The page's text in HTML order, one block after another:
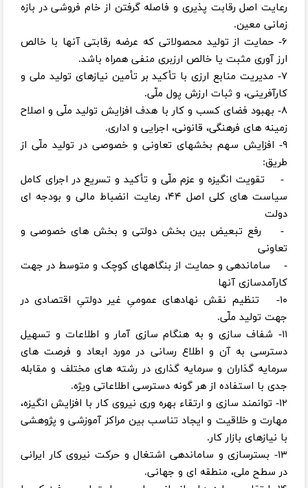
رعایت اصل رقابت‌ پذیری و فاصله گرفتن از خام فروشی در بازه
زمانی معین.
۶- حمایت از تولید محصولاتی که عرضه رقابتی آنها با خالص
ارز آوری مثبت یا خالص ارزبری منفی همراه باشد.
۷- مدیریت منابع ارزی با تأکید بر تأمین نیازهای تولید ملی و
کارآفرینی، و ثبات ارزش پول ملّی.
۸- بهبود فضای کسب و کار با هدف افزایش تولید ملّی و اصلاح
زمینه ‌های فرهنگی، قانونی، اجرایی و اداری.
۹- افزایش سهم بخشهای تعاونی و خصوصی در تولید ملّی از
طریق:
- تقویت انگیزه و عزم ملّی و تأکید و تسریع در اجرای کامل
سیاست ‌های کلی اصل ۴۴، رعایت انضباط مالی و بودجه ‌ای
دولت
- رفع تبعیض بین بخش دولتی و بخش ‌های خصوصی و
تعاونی
- ساماندهی و حمایت از بنگاههای کوچک و متوسط در جهت
کارآمدسازی آنها
۱۰- تنظیم نقش نهادهای عمومیِ غیر دولتیِ اقتصادی در
جهت تولید ملّی.
۱۱- شفاف سازی و به هنگام سازی آمار و اطلاعات و تسهیل
دسترسی به آن و اطلاع رسانی در مورد ابعاد و فرصت‌ های
سرمایه گذاران و سرمایه گذاری در رشته‌ های مختلف و مقابله
جدی با استفاده از هر گونه دسترسی اطلاعاتی ویژه.
۱۲- توانمند سازی و ارتقاء بهره‌ وری نیروی کار با افزایش انگیزه،
مهارت و خلاقیت و ایجاد تناسب بین مراکز آموزشی و پژوهشی
با نیازهای بازار کار.
۱۳- بسترسازی و ساماندهی اشتغال و حرکت نیروی کار ایرانی
در سطح ملی، منطقه‌ ای و جهانی.